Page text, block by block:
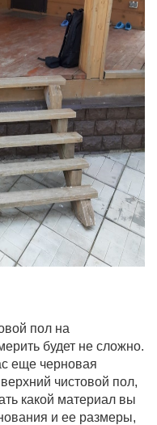
пол на
будет не сложно.
еще черновая
чистовой пол,
какой материал вы
и ее размеры,